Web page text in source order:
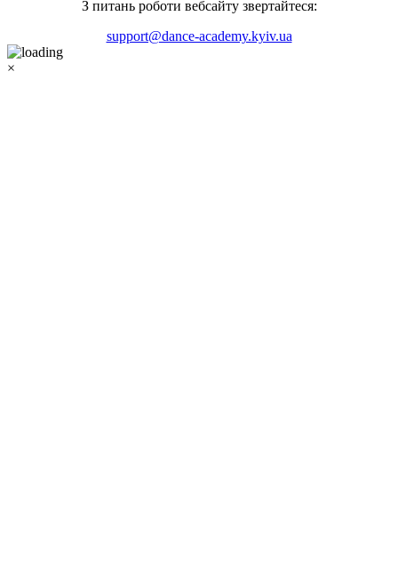
З питань роботи вебсайту звертайтеся:
support@dance-academy.kyiv.ua
×